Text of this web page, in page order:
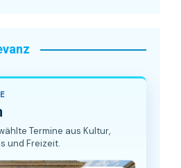
Termine aus Kultur,
und Freizeit.